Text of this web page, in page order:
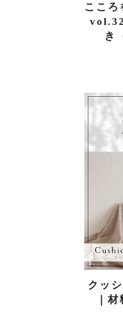
こころ
き
クッ
｜